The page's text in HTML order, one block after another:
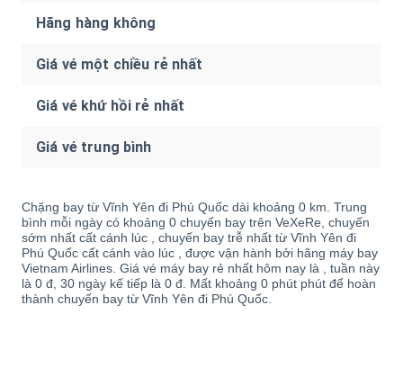
Hãng hàng không
Giá vé một chiều rẻ nhất
Giá vé khứ hồi rẻ nhất
Giá vé trung bình
Chặng bay từ Vĩnh Yên đi Phú Quốc dài khoảng 0 km. Trung
bình mỗi ngày có khoảng 0 chuyến bay trên VeXeRe, chuyến
sớm nhất cất cánh lúc , chuyến bay trễ nhất từ Vĩnh Yên đi
Phú Quốc cất cánh vào lúc , được vận hành bởi hãng máy bay
Vietnam Airlines. Giá vé máy bay rẻ nhất hôm nay là , tuần này
là 0 đ, 30 ngày kế tiếp là 0 đ. Mất khoảng 0 phút phút để hoàn
thành chuyến bay từ Vĩnh Yên đi Phú Quốc.